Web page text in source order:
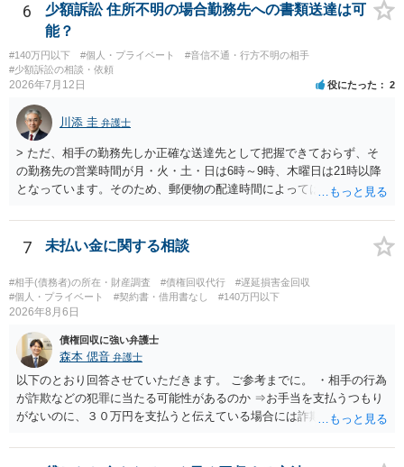
6
少額訴訟 住所不明の場合勤務先への書類送達は可
能？
#140万円以下 #個人・プライベート
#音信不通・行方不明の相手
#少額訴訟の相談・依頼
2026年7月12日 役にたった 2
川添 圭 弁護士
> ただ、相手の勤務先しか正確な送達先として把握できておらず、そ
の勤務先の営業時間が月・火・土・日は6時～9時、木曜日は21時以降
となっています。そのため、郵便物の配達時間によっては受け取りが
夜間の送達を上申するのが基本になりますが、感覚的には郵便局を動
かすには早すぎるので執行官送達を申し立てる必要があるかもしれま
せん。裁判所としては（あまりに特殊すぎて）就業場所送達を認めな
い可能性もありますし、執行官送達には費用もかかりますので、まず
は裁判所へ相談した方がよいと思います。
7 未払い金に関する相談
#相手(債務者)の所在・財産調査 #債権回収代行
#遅延損害金回収
#個人・プライベート
#契約書・借用書なし #140万円以下
2026年8月6日
債権回収に強い弁護士
森本 偲音 弁護士
以下のとおり回答させていただきます。 ご参考までに。 ・相手の行為
が詐欺などの犯罪に当たる可能性があるのか ⇒お手当を支払うつもり
がないのに、３０万円を支払うと伝えている場合には詐欺罪に該当す
段が取れるのか ⇒契約に基づく履行請求として３０万円を請求するこ